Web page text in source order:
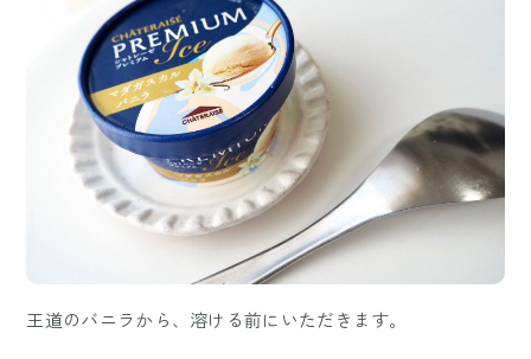
王道のバニラから、溶ける前にいただきます。